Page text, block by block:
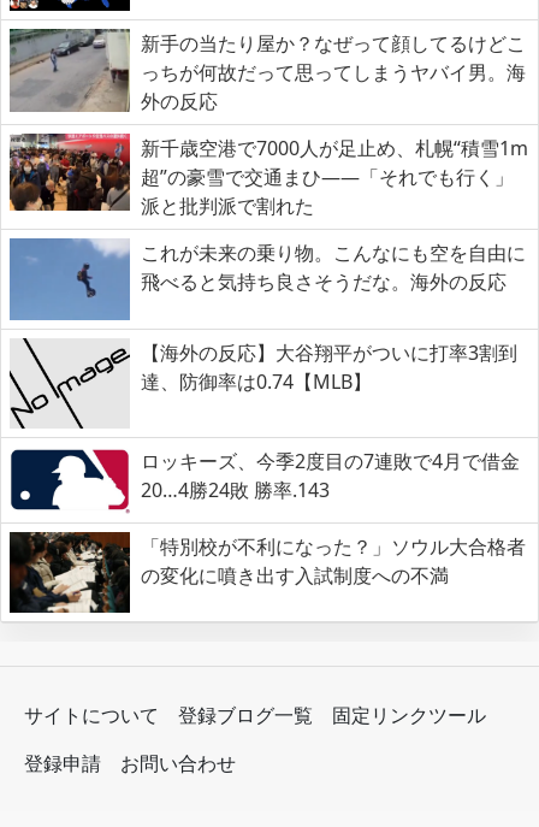
新手の当たり屋か？なぜって顔してるけどこ
っちが何故だって思ってしまうヤバイ男。海
外の反応
新千歳空港で7000人が足止め、札幌“積雪1m
超”の豪雪で交通まひ――「それでも行く」
派と批判派で割れた
これが未来の乗り物。こんなにも空を自由に
飛べると気持ち良さそうだな。海外の反応
【海外の反応】大谷翔平がついに打率3割到
達、防御率は0.74【MLB】
ロッキーズ、今季2度目の7連敗で4月で借金
20…4勝24敗 勝率.143
「特別校が不利になった？」ソウル大合格者
の変化に噴き出す入試制度への不満
サイトについて 登録ブログ一覧
固定リンクツール
登録申請
お問い合わせ